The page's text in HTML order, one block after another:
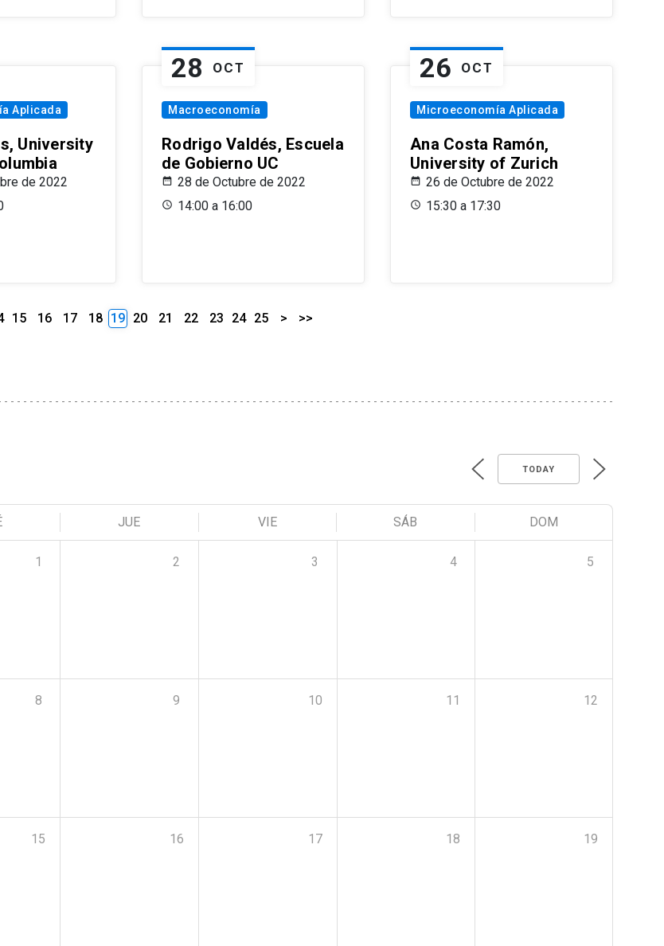
Aplicada
University
de 2022
28 OCT
Macroeconomía
Rodrigo Valdés, Escuela
de Gobierno UC
28 de Octubre de 2022
14:00 a 16:00
26 OCT
Microeconomía Aplicada
Ana Costa Ramón,
University of Zurich
26 de Octubre de 2022
15:30 a 17:30
15 16 17 18 19 20 21 22 23 24 25 > >>
TODAY
JUE VIE SÁB DOM
1 2 3 4 5
8 9 10 11 12
15 16 17 18 19